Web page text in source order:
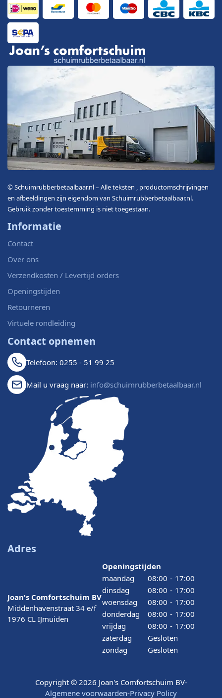
© Schuimrubberbetaalbaar.nl – Alle teksten , productomschrijvingen
en afbeeldingen zijn eigendom van Schuimrubberbetaalbaar.nl.
Gebruik zonder toestemming is niet toegestaan.
Informatie
Contact
Over ons
Verzendkosten / Levertijd orders
Openingstijden
Retourneren
Virtuele rondleiding
Contact opnemen
Telefoon: 0255 - 51 99 25
Mail u vraag naar: info@schuimrubberbetaalbaar.nl
Adres
Joan's Comfortschuim BV
Middenhavenstraat 34 e/f
1976 CL IJmuiden
Openingstijden
maandag
08:00 - 17:00
dinsdag
08:00 - 17:00
woensdag
08:00 - 17:00
donderdag
08:00 - 17:00
vrijdag
08:00 - 17:00
zaterdag
Gesloten
zondag
Gesloten
Copyright © 2026 Joan's Comfortschuim BV-
Algemene voorwaarden-Privacy Policy